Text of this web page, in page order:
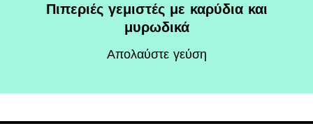
Πιπεριές γεμιστές με καρύδια και
μυρωδικά
Απολαύστε γεύση